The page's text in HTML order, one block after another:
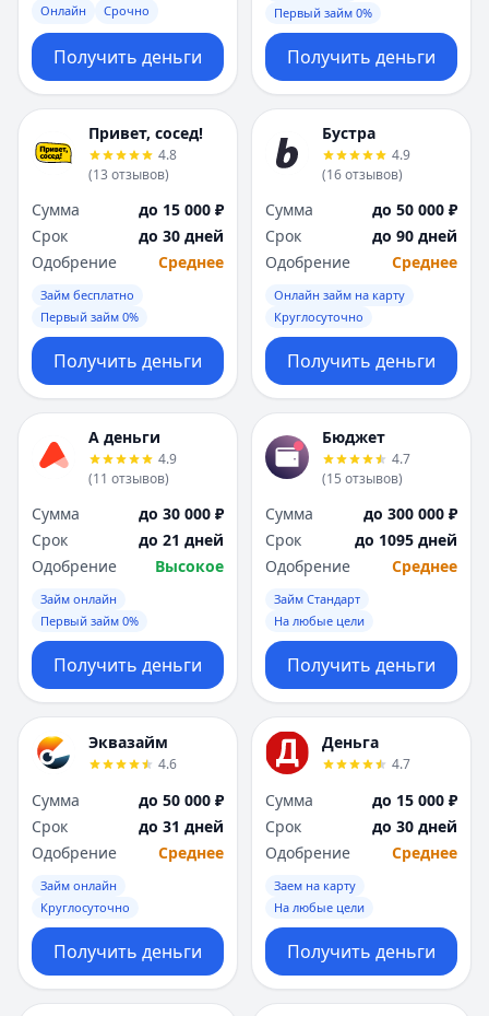
Онлайн Срочно
Получить деньги
Первый займ 0%
Получить деньги
Привет, сосед!
4.8
(13 отзывов)
Сумма
до 15 000 ₽
Срок
до 30 дней
Одобрение
Среднее
Займ бесплатно
Первый займ 0%
Получить деньги
Бустра
4.9
(16отзывов)
Сумма
до 50 000 ₽
Срок
до 90 дней
Одобрение
Среднее
Онлайн займ на карту
Круглосуточно
Получить деньги
А деньги
4.9
(11 отзывов)
Сумма
до 30 000 ₽
Срок
до 21 дней
Одобрение
Высокое
Займ онлайн
Первый займ 0%
Получить деньги
Бюджет
4.7
(15 отзывов)
Сумма
до 300 000 ₽
Срок
до 1095 дней
Одобрение
Среднее
Займ Стандарт
На любые цели
Получить деньги
Эквазайм
4.6
Сумма
до 50 000 ₽
Срок
до 31 дней
Одобрение
Среднее
Займ онлайн
Круглосуточно
Получить деньги
Деньга
4.7
Сумма
до 15 000 ₽
Срок
до 30 дней
Одобрение
Среднее
Заем на карту
На любые цели
Получить деньги